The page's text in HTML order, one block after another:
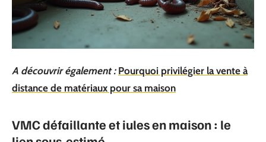
A découvrir également : Pourquoi privilégier la vente à
distance de matériaux pour sa maison
VMC défaillante et iules en maison : le